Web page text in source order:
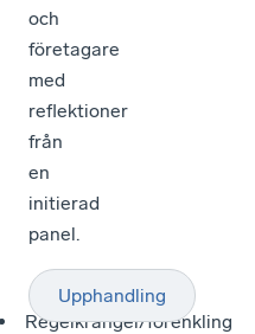
och
företagare
med
reflektioner
från
en
initierad
panel.
Regelkrångel/förenkling
Upphandling